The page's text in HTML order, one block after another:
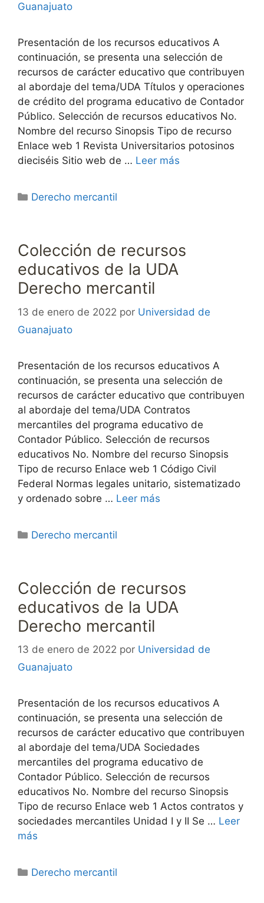
Guanajuato
Presentación de los recursos educativos A
continuación, se presenta una selección de
recursos de carácter educativo que contribuyen
al abordaje del tema/UDA Títulos y operaciones
de crédito del programa educativo de Contador
Público. Selección de recursos educativos No.
Nombre del recurso Sinopsis Tipo de recurso
Enlace web 1 Revista Universitarios potosinos
dieciséis Sitio web de … Leer más
Categorías
Derecho mercantil
Colección de recursos
educativos de la UDA
Derecho mercantil
13 de enero de 2022 por Universidad de
Guanajuato
Presentación de los recursos educativos A
continuación, se presenta una selección de
recursos de carácter educativo que contribuyen
al abordaje del tema/UDA Contratos
mercantiles del programa educativo de
Contador Público. Selección de recursos
educativos No. Nombre del recurso Sinopsis
Tipo de recurso Enlace web 1 Código Civil
Federal Normas legales unitario, sistematizado
y ordenado sobre … Leer más
Categorías
Derecho mercantil
Colección de recursos
educativos de la UDA
Derecho mercantil
13 de enero de 2022 por Universidad de
Guanajuato
Presentación de los recursos educativos A
continuación, se presenta una selección de
recursos de carácter educativo que contribuyen
al abordaje del tema/UDA Sociedades
mercantiles del programa educativo de
Contador Público. Selección de recursos
educativos No. Nombre del recurso Sinopsis
Tipo de recurso Enlace web 1 Actos contratos y
sociedades mercantiles Unidad I y II Se … Leer
más
Categorías
Derecho mercantil